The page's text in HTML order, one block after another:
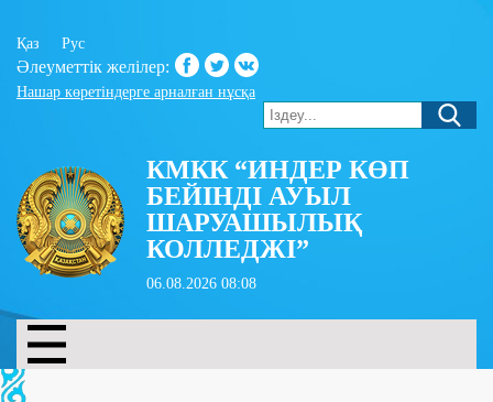
Қаз Рус
Әлеуметтік желілер:
Нашар көретіндерге арналған нұсқа
КМКК “ИНДЕР КӨП
БЕЙІНДІ АУЫЛ
ШАРУАШЫЛЫҚ
КОЛЛЕДЖІ”
06.08.2026 08:08